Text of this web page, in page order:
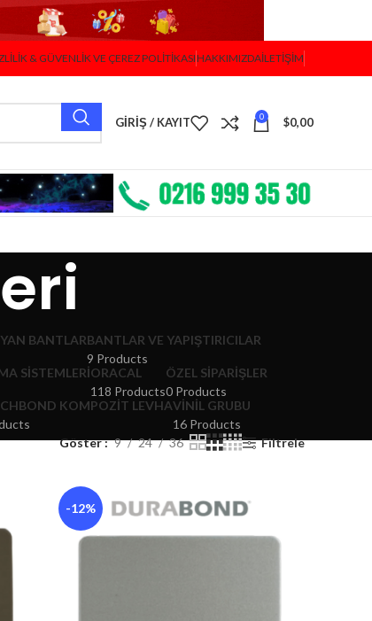
& GÜVENLIK VE ÇEREZ POLITIKASIHAKKIMIZDAİLETIŞIM
GIRIŞ / KAYIT 0 $0,00
BANTLARBANTLAR VE YAPIŞTIRICILAR
9 Products
SISTEMLERIORACAL
118 Products
ÖZEL SIPARIŞLER
0 Products
KOMPOZIT LEVHAVINIL GRUBU
16 Products
Göster 9 24 36 Filtrele
-12%